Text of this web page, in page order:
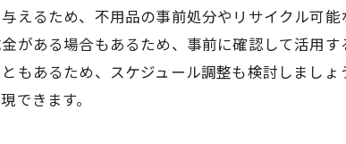
えるため、不用品の事前処分やリサイクル可
がある場合もあるため、事前に確認して活用
もあるため、スケジュール調整も検討しまし
できます。